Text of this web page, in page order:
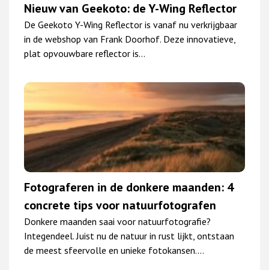
Nieuw van Geekoto: de Y-Wing Reflector
De Geekoto Y-Wing Reflector is vanaf nu verkrijgbaar
in de webshop van Frank Doorhof. Deze innovatieve,
plat opvouwbare reflector is…
Fotograferen in de donkere maanden: 4
concrete tips voor natuurfotografen
Donkere maanden saai voor natuurfotografie?
Integendeel. Juist nu de natuur in rust lijkt, ontstaan
de meest sfeervolle en unieke fotokansen.…